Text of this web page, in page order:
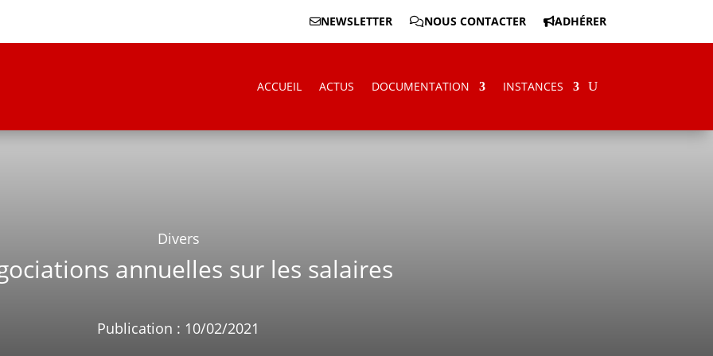
NEWSLETTER NOUS CONTACTER ADHÉRER
ACCUEIL ACTUS DOCUMENTATION INSTANCES
Divers
annuelles sur les salaires
Publication : 10/02/2021